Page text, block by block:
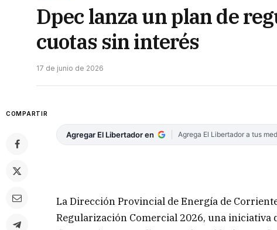
Dpec lanza un plan de
cuotas sin interés
17 de junio de 2026
COMPARTIR
Agregar El Libertador en Agrega El Libertador a tus
La Dirección Provincial de Energía de
Regularización Comercial 2026, una